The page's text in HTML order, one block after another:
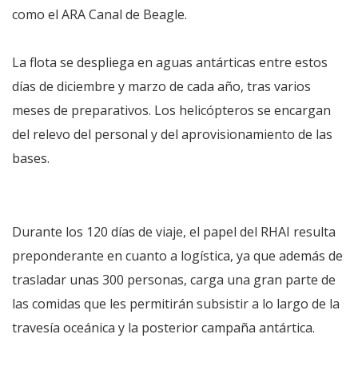
como el ARA Canal de Beagle.
La flota se despliega en aguas antárticas entre estos
días de diciembre y marzo de cada año, tras varios
meses de preparativos. Los helicópteros se encargan
del relevo del personal y del aprovisionamiento de las
bases.
Durante los 120 días de viaje, el papel del RHAI resulta
preponderante en cuanto a logística, ya que además de
trasladar unas 300 personas, carga una gran parte de
las comidas que les permitirán subsistir a lo largo de la
travesía oceánica y la posterior campaña antártica.